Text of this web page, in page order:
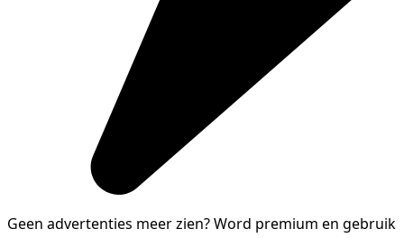
Geen advertenties meer zien?Word premium en gebruik